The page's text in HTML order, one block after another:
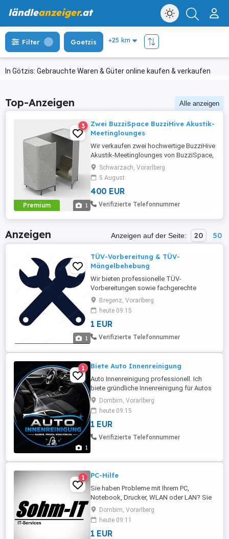
ländleanzeiger.at
In Götzis: Gebrauchte Waren & Güter online kaufen & verkaufen
Filter Goetzis
Top-Anzeigen Alle anzeigen
Premium 1
3
Zwei BuzziSpace BuzziHive Akustik-
Meetinglounges
Wir verkaufen zwei hochwertige BuzziHive
Akustik-Meetinglounges von BuzziSpace,
entworfen vom Designer Alain Gilles. Die
schallabsorbierenden Meeting-Kabinen
bieten einen geschützten Rückzugsort für
Besprechungen, Telefonate oder
konzentriertes Arbeiten. Sie eignen sich
Empfangsbereiche, ...
Schwarzach, Vorarlberg
5 August
400 EUR
Verifizierte Telefonnummer
Anzeigen Anzeigen auf der Seite: 20 50
1
TÜV-Vorbereitung & TÜV-
Mängelbehebung
Wir bieten professionelle TÜV-
Vorbereitungen sowie fachgerechte
Reparaturen zur Behebung von TÜV-
Mängeln an. Sie haben bereits einen
Prüfbericht oder eine Mängelliste? Oder
möchten Ihr Fahrzeug vorab optimal auf
die TÜV-Abnahme vorbereiten lassen?
Leistungen: ...
Bregenz, Vorarlberg
heute 09:15
1 EUR
Verifizierte Telefonnummer
1
1 Biete Auto Innenreinigung
Auto Innenreinigung professionell. Ich
biete gründliche Innenreinigung für Autos
aller Art an. Staubsaugen,
Kunststoffpflege, Scheibenreinigung,
Polsterreinigung uvm. Einfach melden!
Dornbirn, Vorarlberg
heute 09:15
1 EUR
Verifizierte Telefonnummer
1 PC-Hilfe
Sie haben Probleme mit Ihrem PC,
Notebook, Drucker, WLAN oder LAN? Sie
brauchen Hilfe bei Installation von Hard-
oder Software? Ich helfe Ihnen bei EDV-
Problemen jeglicher Art! Top Service zum
fairen Preis! Computer- und IT-Services für
Dornbirn, Vorarlberg
heute 09:11
1 EUR